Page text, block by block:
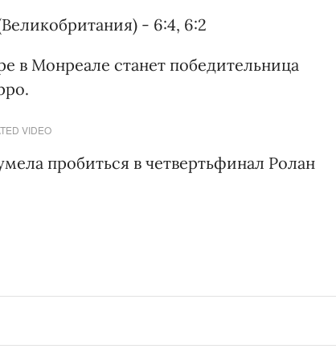
- 6:4, 6:2
в Монреале станет победительница
VIDEO
пробиться в четвертьфинал Ролан